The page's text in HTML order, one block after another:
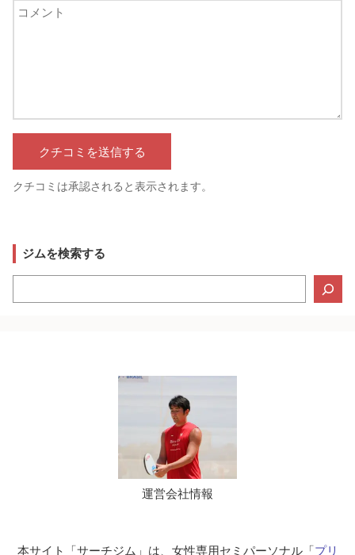
クチコミは承認されると表示されます。
ジムを検索する
索
運営会社情報
本サイト「サーチジム」は、女性専用セミパーソナル「プリ